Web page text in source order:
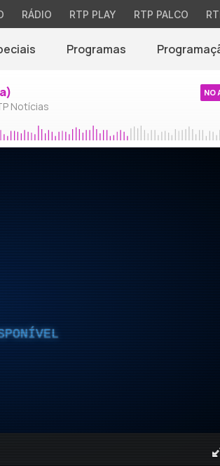
RÁDIO RTP PLAY RTP PALCO
Programas
Notícias
NO